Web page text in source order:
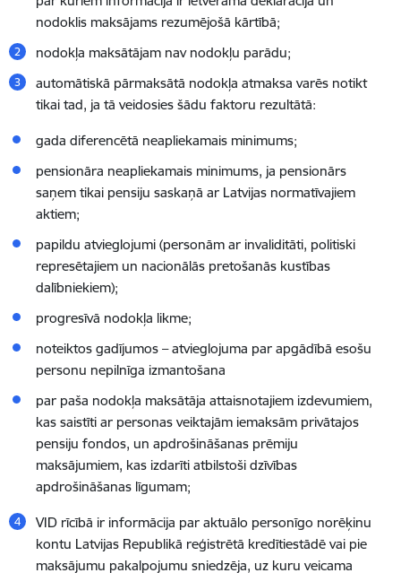
nodoklis maksājams rezumējošā kārtībā;
nodokļa maksātājam nav nodokļu parādu;
automātiskā pārmaksātā nodokļa atmaksa varēs notikt
tikai tad, ja tā veidosies šādu faktoru rezultātā:
gada diferencētā neapliekamais minimums;
pensionāra neapliekamais minimums, ja pensionārs
saņem tikai pensiju saskaņā ar Latvijas normatīvajiem
aktiem;
papildu atvieglojumi (personām ar invaliditāti, politiski
represētajiem un nacionālās pretošanās kustības
dalībniekiem);
progresīvā nodokļa likme;
noteiktos gadījumos –atvieglojuma par apgādībā esošu
personu nepilnīga izmantošana
par paša nodokļa maksātāja attaisnotajiem izdevumiem,
kas saistīti ar personas veiktajām iemaksām privātajos
pensiju fondos, un apdrošināšanas prēmiju
maksājumiem, kas izdarīti atbilstoši dzīvības
apdrošināšanas līgumam;
VID rīcībā ir informācija par aktuālo personīgo norēķinu
kontu Latvijas Republikā reģistrētā kredītiestādē vai pie
maksājumu pakalpojumu sniedzēja, uz kuru veicama